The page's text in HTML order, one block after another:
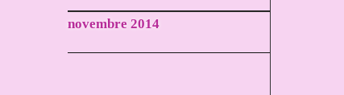
novembre 2014